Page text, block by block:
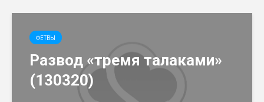
ФЕТВЫ
Развод «тремя талаками»
(130320)